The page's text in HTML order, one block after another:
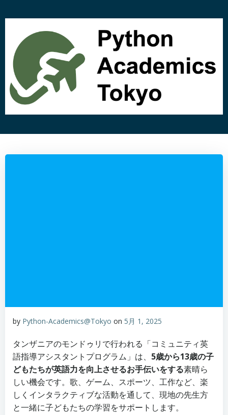
ン
ン
ツ
へ
キ
ッ
プ
by Python-Academics@Tokyo on 5月 1, 2025
タンザニアのモンドゥリで行われる「コミュニティ英
語指導アシスタントプログラム」は、 5歳から13歳の子
どもたちが英語力を向上させるお手伝いをする素晴ら
しい機会です。歌、ゲーム、スポーツ、工作など、楽
しくインタラクティブな活動を通して、現地の先生方
と一緒に子どもたちの学習をサポートします。